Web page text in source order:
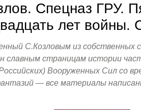
Спецназ ГРУ.
лет войны.
С.Козловым из собственных
славным страницам истории
Вооруженных Сил со
— все материалы